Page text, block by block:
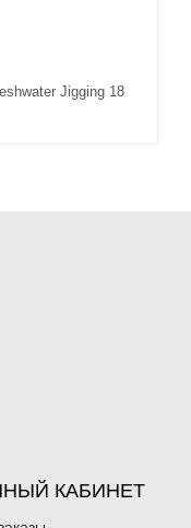
Jigging 18
КАБИНЕТ